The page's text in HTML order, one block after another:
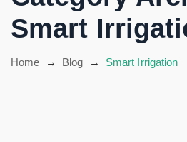
Smart
Home → Blog → Smart Irrigation